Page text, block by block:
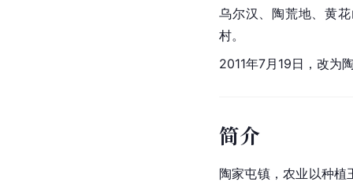
乌尔汉、陶荒地、黄
村。
2011年7月19日，改为
简介
陶家屯镇，农业以种